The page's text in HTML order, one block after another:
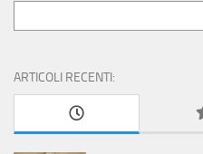
ARTICOLI RECENTI: